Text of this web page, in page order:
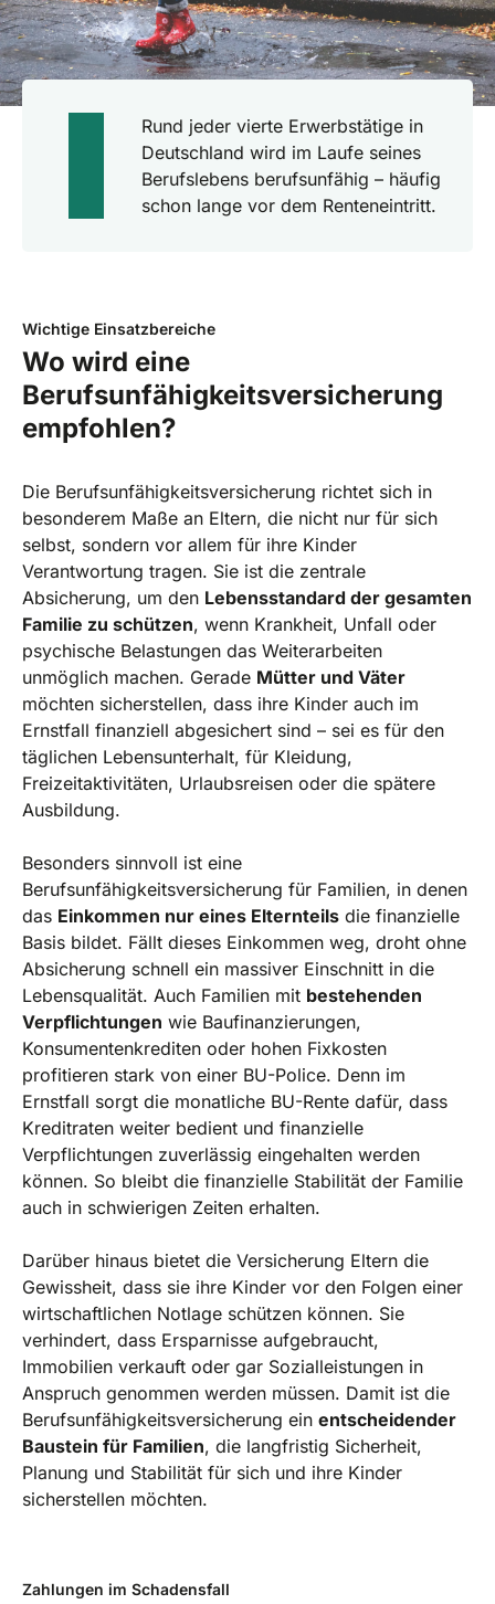
Rund jeder vierte Erwerbstätige in
Deutschland wird im Laufe seines
Berufslebens berufsunfähig – häufig
schon lange vor dem Renteneintritt.
Wichtige Einsatzbereiche
Wo wird eine
Berufsunfähigkeitsversicherung
empfohlen?
Die Berufsunfähigkeitsversicherung richtet sich in
besonderem Maße an Eltern, die nicht nur für sich
selbst, sondern vor allem für ihre Kinder
Verantwortung tragen. Sie ist die zentrale
Absicherung, um den Lebensstandard der gesamten
Familie zu schützen, wenn Krankheit, Unfall oder
psychische Belastungen das Weiterarbeiten
unmöglich machen. Gerade Mütter und Väter
möchten sicherstellen, dass ihre Kinder auch im
Ernstfall finanziell abgesichert sind – sei es für den
täglichen Lebensunterhalt, für Kleidung,
Freizeitaktivitäten, Urlaubsreisen oder die spätere
Ausbildung.
Besonders sinnvoll ist eine
Berufsunfähigkeitsversicherung für Familien, in denen
das Einkommen nur eines Elternteils die finanzielle
Basis bildet. Fällt dieses Einkommen weg, droht ohne
Absicherung schnell ein massiver Einschnitt in die
Lebensqualität. Auch Familien mit bestehenden
Verpflichtungen wie Baufinanzierungen,
Konsumentenkrediten oder hohen Fixkosten
profitieren stark von einer BU-Police. Denn im
Ernstfall sorgt die monatliche BU-Rente dafür, dass
Kreditraten weiter bedient und finanzielle
Verpflichtungen zuverlässig eingehalten werden
können. So bleibt die finanzielle Stabilität der Familie
auch in schwierigen Zeiten erhalten.
Darüber hinaus bietet die Versicherung Eltern die
Gewissheit, dass sie ihre Kinder vor den Folgen einer
wirtschaftlichen Notlage schützen können. Sie
verhindert, dass Ersparnisse aufgebraucht,
Immobilien verkauft oder gar Sozialleistungen in
Anspruch genommen werden müssen. Damit ist die
Berufsunfähigkeitsversicherung ein entscheidender
Baustein für Familien, die langfristig Sicherheit,
Planung und Stabilität für sich und ihre Kinder
sicherstellen möchten.
Zahlungen im Schadensfall